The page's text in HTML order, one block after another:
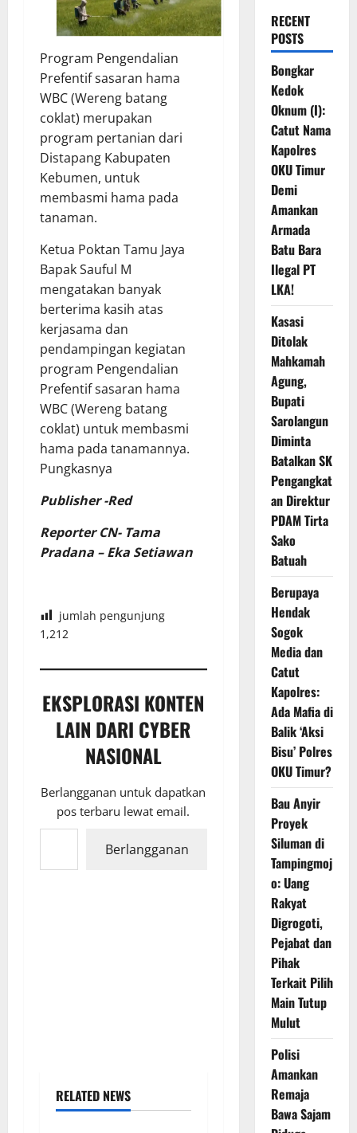
Program Pengendalian
Prefentif sasaran hama
WBC (Wereng batang
coklat) merupakan
program pertanian dari
Distapang Kabupaten
Kebumen, untuk
membasmi hama pada
tanaman.
Ketua Poktan Tamu Jaya
Bapak Sauful M
mengatakan banyak
berterima kasih atas
kerjasama dan
pendampingan kegiatan
program Pengendalian
Prefentif sasaran hama
WBC (Wereng batang
coklat) untuk membasmi
hama pada tanamannya.
Pungkasnya
Publisher -Red
Reporter CN- Tama
Pradana – Eka Setiawan
jumlah pengunjung
1,212
EKSPLORASI KONTEN
LAIN DARI CYBER
NASIONAL
Berlangganan untuk dapatkan
pos terbaru lewat email.
Ketikkan email Anda...
Berlangganan
RELATED NEWS
RECENT
POSTS
Bongkar
Kedok
Oknum (I):
Catut Nama
Kapolres
OKU Timur
Demi
Amankan
Armada
Batu Bara
Ilegal PT
LKA!
Kasasi
Ditolak
Mahkamah
Agung,
Bupati
Sarolangun
Diminta
Batalkan SK
Pengangkat
an Direktur
PDAM Tirta
Sako
Batuah
Berupaya
Hendak
Sogok
Media dan
Catut
Kapolres:
Ada Mafia di
Balik ‘Aksi
Bisu’ Polres
OKU Timur?
Bau Anyir
Proyek
Siluman di
Tampingmoj
o: Uang
Rakyat
Digrogoti,
Pejabat dan
Pihak
Terkait Pilih
Main Tutup
Mulut
Polisi
Amankan
Remaja
Bawa Sajam